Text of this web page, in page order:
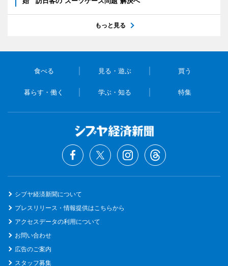
もっと見る
食べる 見る・遊ぶ 買う
暮らす・働く 学ぶ・知る 特集
シブヤ経済新聞について
プレスリリース・情報提供はこちらから
アクセスデータの利用について
お問い合わせ
広告のご案内
スタッフ募集